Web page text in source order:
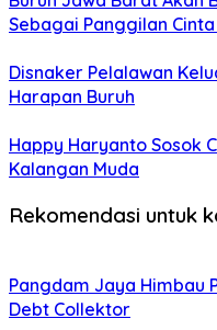
Sebagai Panggilan
Disnaker Pelalawan
Harapan Buruh
Happy Haryanto Sosok
Kalangan Muda
Rekomendasi untuk
Pangdam Jaya Himbau
Debt Collektor